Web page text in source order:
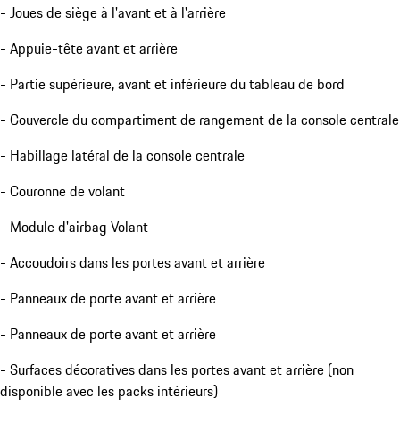
- Joues de siège à l'avant et à l'arrière
- Appuie-tête avant et arrière
- Partie supérieure, avant et inférieure du tableau de bord
- Couvercle du compartiment de rangement de la console centrale
- Habillage latéral de la console centrale
- Couronne de volant
- Module d'airbag Volant
- Accoudoirs dans les portes avant et arrière
- Panneaux de porte avant et arrière
- Panneaux de porte avant et arrière
- Surfaces décoratives dans les portes avant et arrière (non
disponible avec les packs intérieurs)